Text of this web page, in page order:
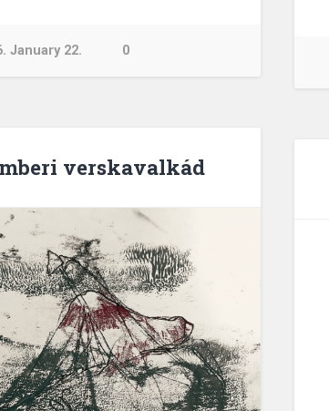
January 22. 0
verskavalkád